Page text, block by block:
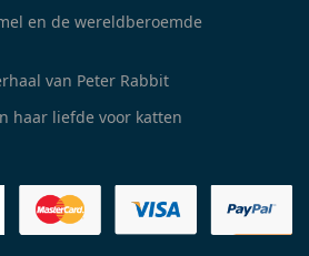
en de wereldberoemde
van Peter Rabbit
haar liefde voor katten